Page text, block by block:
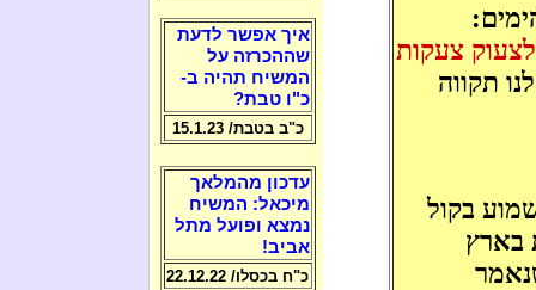
לצעוק צעקות
תקווה
בקול
בארץ
איך אפשר לדעת
שההכרזה על
המשיח תהיה ב-
כ"ו טבת?
כ"ב בטבת/ 15.1.23
עדכון מהמלאך
מיכאל: המשיח
נמצא ופועל מתל
אביב!
כ"ח בכסלו/ 22.12.22